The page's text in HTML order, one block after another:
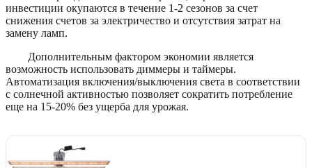
инвестиции окупаются в течение 1-2 сезонов за счет
снижения счетов за электричество и отсутствия затрат на
замену ламп.
Дополнительным фактором экономии является
возможность использовать диммеры и таймеры.
Автоматизация включения/выключения света в соответствии
с солнечной активностью позволяет сократить потребление
еще на 15-20% без ущерба для урожая.